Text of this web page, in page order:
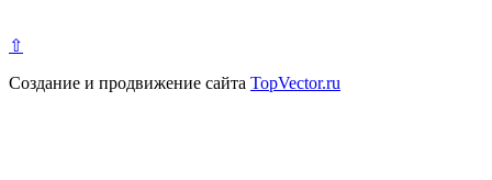
⇧
Создание и продвижение сайта TopVector.ru